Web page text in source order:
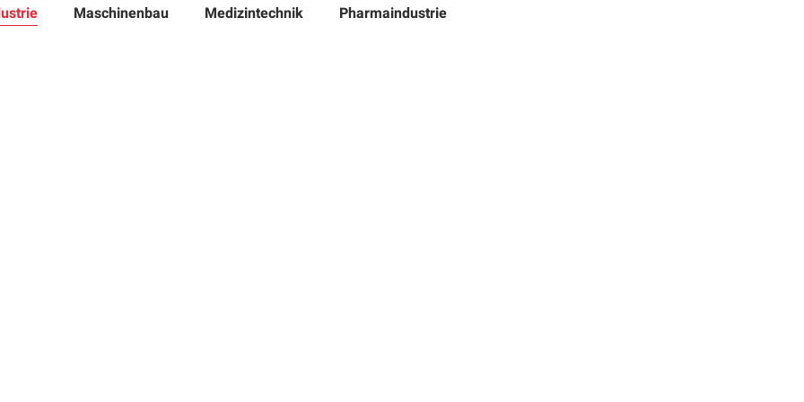
Maschinenbau Medizintechnik Pharmaindustrie